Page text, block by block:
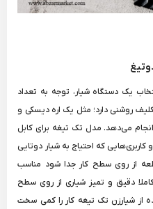
یک دستگاه شیار، توجه به تعداد
روشنی دارد؛ مثل یک اره دیسکی و
انجام می‌دهد. مدل تک تیغه برای کابل
که احتیاج به شیار دوتایی
از روی سطح کار جدا شود مناسب
دقیق و تمیز شیاری از روی سطح
از شیارزن تک تیغه کار را کمی سخت